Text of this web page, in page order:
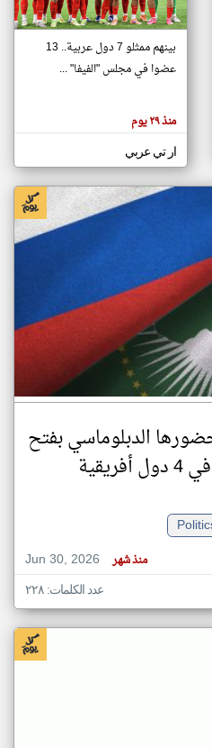
تغيير الدولة
اخبار جزر القمر على مدار الساعة
اخبار جزر القمر العاجلة والمباشرة
بينهم ممثلو 7 دول عربية.. 13
عضوا في مجلس "الفيفا" ...
منذ ٢٩ يوم
ار تي عربي
الدبلوماسي بفتح
Jun 30, 2026
منذ شهر
عدد الكلمات: ٢٢٨
klyoum.com